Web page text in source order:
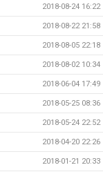
2018-08-24 16:22
2018-08-22 21:58
2018-08-05 22:18
2018-08-02 10:34
2018-06-04 17:49
2018-05-25 08:36
2018-05-24 22:52
2018-04-20 22:26
2018-01-21 20:33